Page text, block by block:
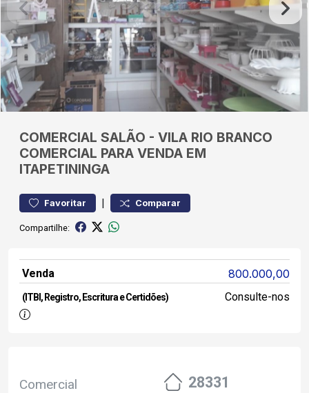
COMERCIAL SALÃO - VILA RIO BRANCO
COMERCIAL PARA VENDA EM
ITAPETININGA
Favoritar | Comparar
Compartilhe:
Venda 800.000,00
(ITBI, Registro, Escritura e Certidões) Consulte-nos
Comercial 28331